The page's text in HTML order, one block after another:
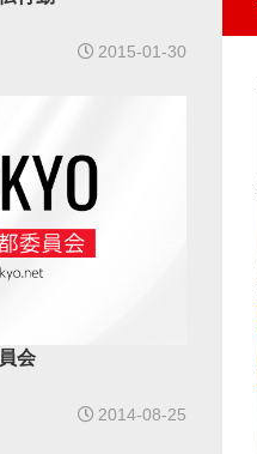
2015-01-30
会
2014-08-25